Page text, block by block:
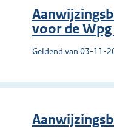
voor de Wpg
Geldend van 03-11-